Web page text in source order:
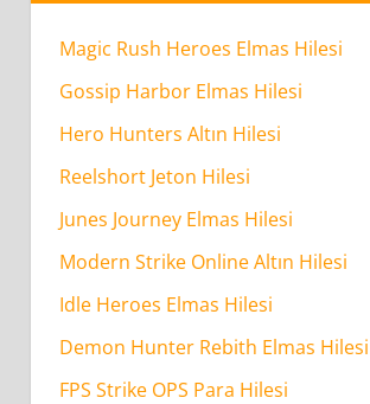
Çanak
Okey
(Çip)
Güvenilirmi?
Okey
Para
Hilesi
Magic Rush Heroes Elmas Hilesi
Gossip Harbor Elmas Hilesi
Hero Hunters Altın Hilesi
Reelshort Jeton Hilesi
Junes Journey Elmas Hilesi
Modern Strike Online Altın Hilesi
Idle Heroes Elmas Hilesi
Demon Hunter Rebith Elmas Hilesi
FPS Strike OPS Para Hilesi